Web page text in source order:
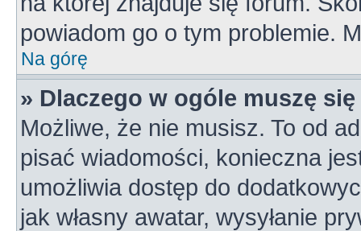
powiadom go o tym problemie.
Na górę
» Dlaczego w ogóle muszę
Możliwe, że nie musisz. To od
pisać wiadomości, konieczna
umożliwia dostęp do
jak własny awatar, wysyłanie